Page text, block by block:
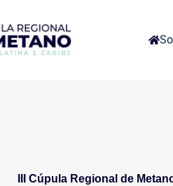
III Cúpula Regional de